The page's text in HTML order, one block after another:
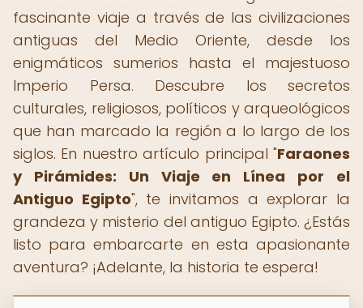
fascinante viaje a través de las civilizaciones
antiguas del Medio Oriente, desde los
enigmáticos sumerios hasta el majestuoso
Imperio Persa. Descubre los secretos
culturales, religiosos, políticos y arqueológicos
que han marcado la región a lo largo de los
siglos. En nuestro artículo principal "Faraones
y Pirámides: Un Viaje en Línea por el
Antiguo Egipto", te invitamos a explorar la
grandeza y misterio del antiguo Egipto. ¿Estás
listo para embarcarte en esta apasionante
aventura? ¡Adelante, la historia te espera!